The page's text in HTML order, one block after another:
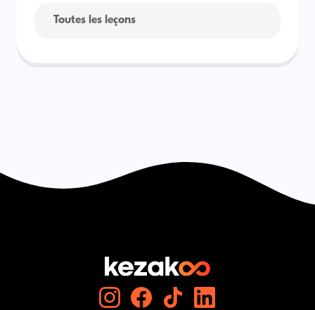
Toutes les leçons